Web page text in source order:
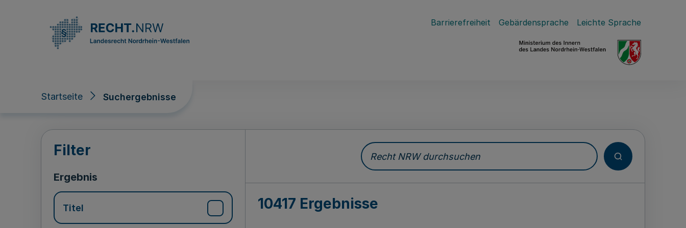
Barrierefreiheit Gebärdensprache Leichte Sprache
Startseite Suchergebnisse
Suchergebnisse
Filter
Ergebnis
Titel
Recht NRW durchsuchen
10417 Ergebnisse